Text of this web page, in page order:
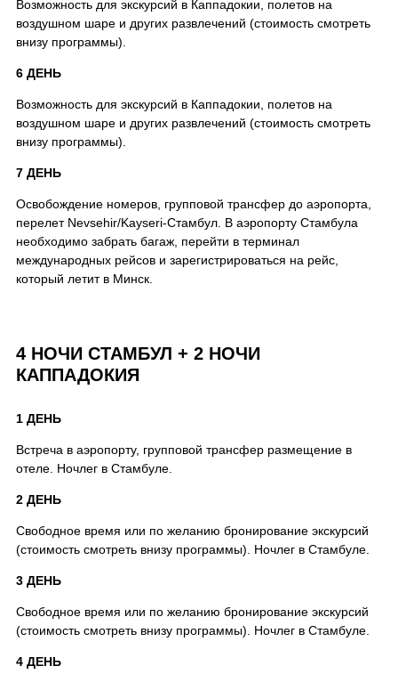
Возможность для экскурсий в Каппадокии, полетов на
воздушном шаре и других развлечений (стоимость смотреть
внизу программы).
6 ДЕНЬ
Возможность для экскурсий в Каппадокии, полетов на
воздушном шаре и других развлечений (стоимость смотреть
внизу программы).
7 ДЕНЬ
Освобождение номеров, групповой трансфер до аэропорта,
перелет Nevsehir/Kayseri-Стамбул. В аэропорту Стамбула
необходимо забрать багаж, перейти в терминал
международных рейсов и зарегистрироваться на рейс,
который летит в Минск.
4 НОЧИ СТАМБУЛ + 2 НОЧИ
КАППАДОКИЯ
1 ДЕНЬ
Встреча в аэропорту, групповой трансфер размещение в
отеле. Ночлег в Стамбуле.
2 ДЕНЬ
Свободное время или по желанию бронирование экскурсий
(стоимость смотреть внизу программы). Ночлег в Стамбуле.
3 ДЕНЬ
Свободное время или по желанию бронирование экскурсий
(стоимость смотреть внизу программы). Ночлег в Стамбуле.
4 ДЕНЬ